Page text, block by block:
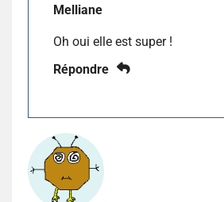
Melliane
Oh oui elle est super !
Répondre